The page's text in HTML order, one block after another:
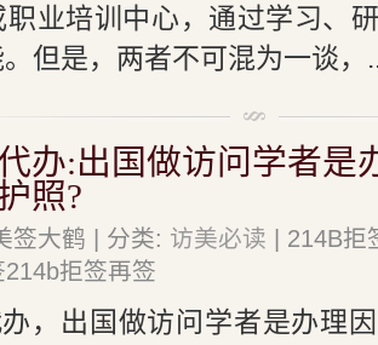
业培训中心，通过学习、
但是，两者不可混为一谈，
办:出国做访问学者是
照?
签大鹤 | 分类: 访美必读 | 214B
拒签再签
，出国做访问学者是办理